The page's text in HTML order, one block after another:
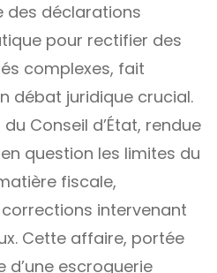
des déclarations
pour rectifier des
complexes, fait
débat juridique crucial.
Conseil d’État, rendue
question les limites du
fiscale,
intervenant
Cette affaire, portée
escroquerie